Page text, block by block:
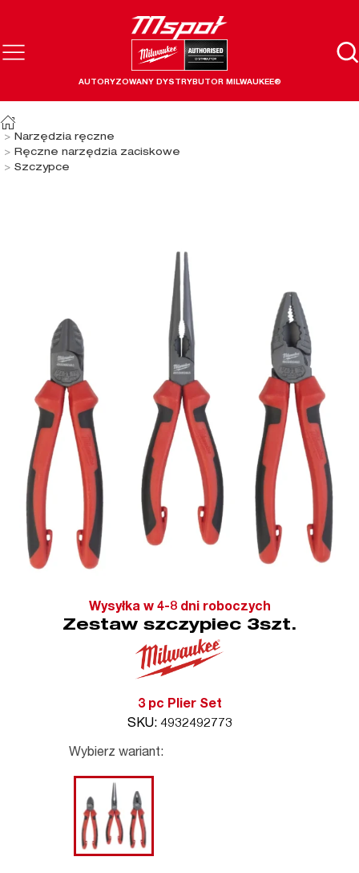
AUTORYZOWANY DYSTRYBUTOR MILWAUKEE®
Narzędzia ręczne
Ręczne narzędzia zaciskowe
Szczypce
Wysyłka w 4-8 dni roboczych
Zestaw szczypiec 3szt.
3 pc Plier Set
SKU: 4932492773
Wybierz wariant: